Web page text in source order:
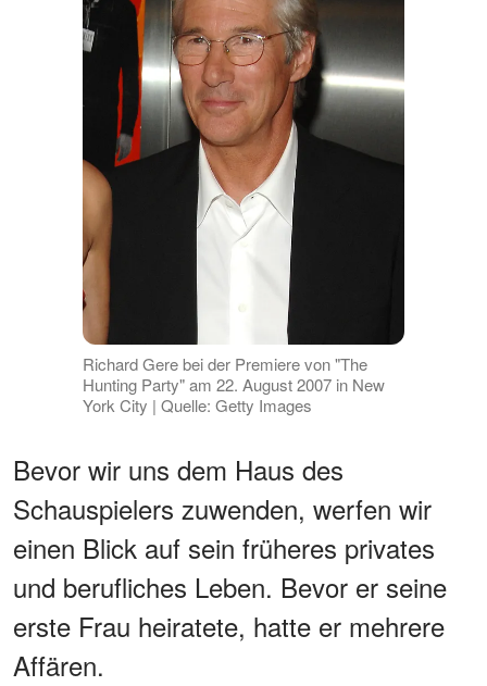
Richard Gere bei der Premiere von "The
Hunting Party" am 22. August 2007 in New
York City | Quelle: Getty Images
Bevor wir uns dem Haus des
Schauspielers zuwenden, werfen wir
einen Blick auf sein früheres privates
und berufliches Leben. Bevor er seine
erste Frau heiratete, hatte er mehrere
Affären.